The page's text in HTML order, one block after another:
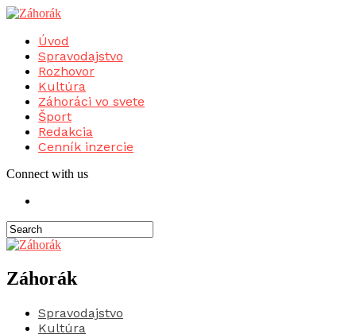
Úvod
Spravodajstvo
Rozhovor
Kultúra
Záhoráci vo svete
Šport
Redakcia
Cenník inzercie
Connect with us
Záhorák
Spravodajstvo
Kultúra